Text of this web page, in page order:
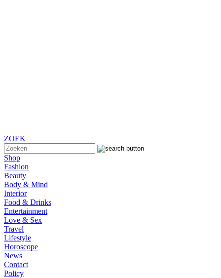
ZOEK
Shop
Fashion
Beauty
Body & Mind
Interior
Food & Drinks
Entertainment
Love & Sex
Travel
Lifestyle
Horoscope
News
Contact
Policy